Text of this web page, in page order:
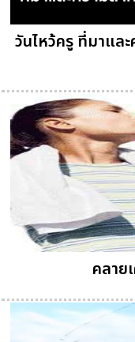
วันไหว้ครู ที่มาแล
คลาย